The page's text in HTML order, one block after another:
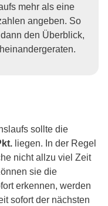
mehr als eine
angeben. So
den Überblick,
sollte die
liegen. In der Regel
nicht allzu viel Zeit
sie die
erkennen, werden
sofort der nächsten